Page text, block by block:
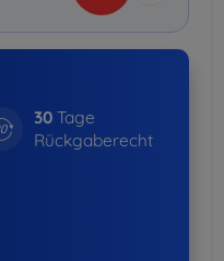
30 Tage
Rückgaberecht